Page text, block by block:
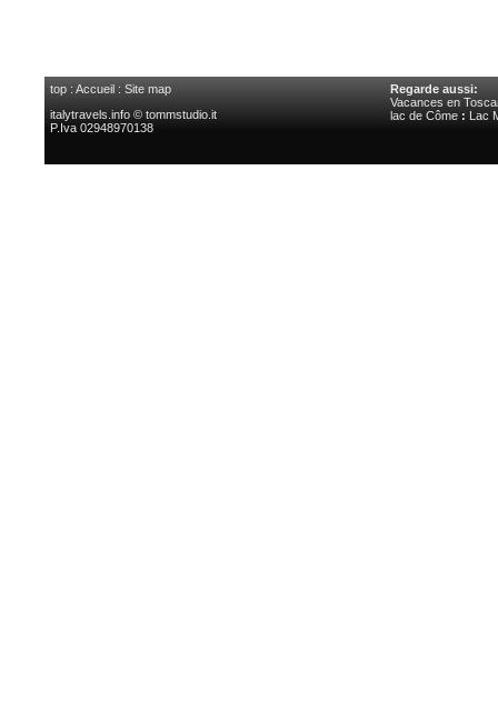
top : Accueil : Site map
italytravels.info © tommstudio.it
P.Iva 02948970138
Regarde aussi:
Vacances en
lac de Côme : Lac